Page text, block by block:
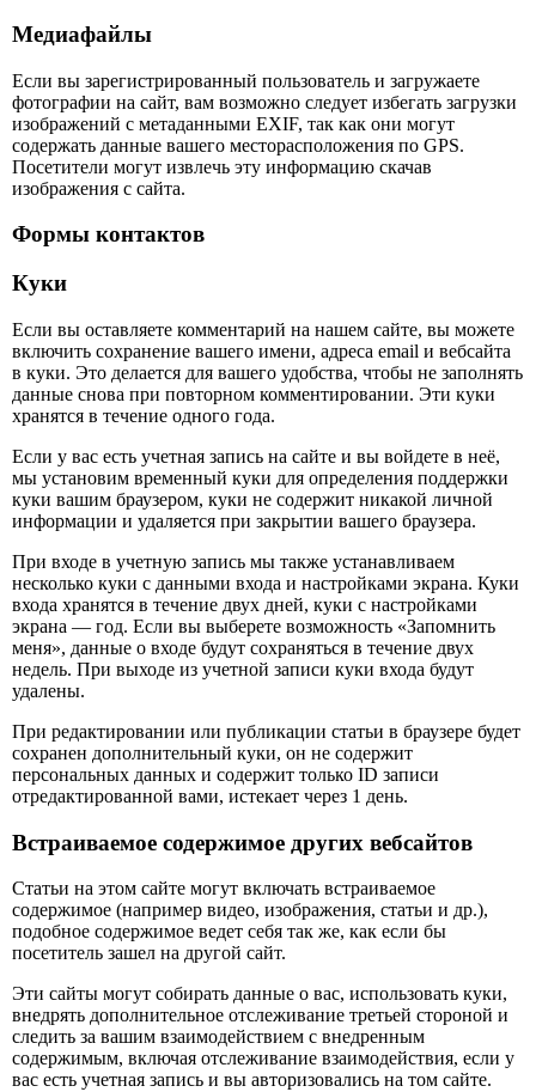
Медиафайлы
Если вы зарегистрированный пользователь и загружаете
фотографии на сайт, вам возможно следует избегать загрузки
изображений с метаданными EXIF, так как они могут
содержать данные вашего месторасположения по GPS.
Посетители могут извлечь эту информацию скачав
изображения с сайта.
Формы контактов
Куки
Если вы оставляете комментарий на нашем сайте, вы можете
включить сохранение вашего имени, адреса email и вебсайта
в куки. Это делается для вашего удобства, чтобы не заполнять
данные снова при повторном комментировании. Эти куки
хранятся в течение одного года.
Если у вас есть учетная запись на сайте и вы войдете в неё,
мы установим временный куки для определения поддержки
куки вашим браузером, куки не содержит никакой личной
информации и удаляется при закрытии вашего браузера.
При входе в учетную запись мы также устанавливаем
несколько куки с данными входа и настройками экрана. Куки
входа хранятся в течение двух дней, куки с настройками
экрана — год. Если вы выберете возможность «Запомнить
меня», данные о входе будут сохраняться в течение двух
недель. При выходе из учетной записи куки входа будут
удалены.
При редактировании или публикации статьи в браузере будет
сохранен дополнительный куки, он не содержит
персональных данных и содержит только ID записи
отредактированной вами, истекает через 1 день.
Встраиваемое содержимое других вебсайтов
Статьи на этом сайте могут включать встраиваемое
содержимое (например видео, изображения, статьи и др.),
подобное содержимое ведет себя так же, как если бы
посетитель зашел на другой сайт.
Эти сайты могут собирать данные о вас, использовать куки,
внедрять дополнительное отслеживание третьей стороной и
следить за вашим взаимодействием с внедренным
содержимым, включая отслеживание взаимодействия, если у
вас есть учетная запись и вы авторизовались на том сайте.